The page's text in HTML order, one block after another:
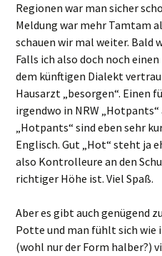
Regionen war man sicher
Meldung war mehr Tamtam
schauen wir mal weiter. Bald
Falls ich also doch noch
dem künftigen Dialekt
Hausarzt „besorgen“. Einen
irgendwo in NRW
„Hotpants“ sind eben sehr
Englisch. Gut „Hot“ steht ja
also Kontrolleure an den
richtiger Höhe ist. Viel Spaß.
Aber es gibt auch genügend zu
Potte und man fühlt sich wie
(wohl nur der Form halber?)